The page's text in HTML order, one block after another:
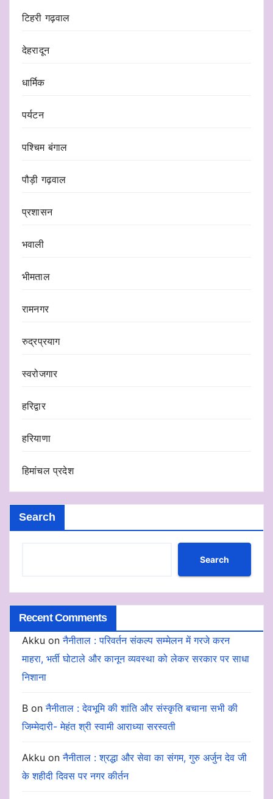
टिहरी गढ़वाल
देहरादून
धार्मिक
पर्यटन
पश्चिम बंगाल
पौड़ी गढ़वाल
प्रशासन
भवाली
भीमताल
रामनगर
रुद्रप्रयाग
स्वरोजगार
हरिद्वार
हरियाणा
हिमांचल प्रदेश
Search
Search
Recent Comments
Akku onनैनीताल : परिवर्तन संकल्प सम्मेलन में गरजे करन
माहरा, भर्ती घोटाले और कानून व्यवस्था को लेकर सरकार पर साधा
निशाना
B onनैनीताल : देवभूमि की शांति और संस्कृति बचाना सभी की
जिम्मेदारी- मेहंत श्री स्वामी आराध्या सरस्वती
Akku onनैनीताल : श्रद्धा और सेवा का संगम, गुरु अर्जुन देव जी
के शहीदी दिवस पर नगर कीर्तन